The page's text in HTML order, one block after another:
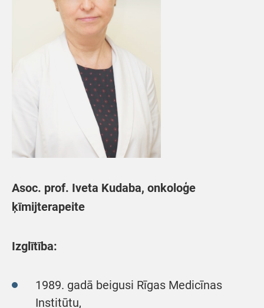
Asoc. prof. Iveta Kudaba, onkoloģe
ķīmijterapeite
Izglītība:
1989. gadā beigusi Rīgas Medicīnas
Institūtu,